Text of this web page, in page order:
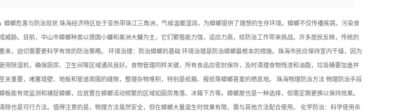
蟑螂危害与防治现状 珠海经济特区处于亚热带珠江三角洲，气候温暖湿润，为蟑螂提供了理想的生存环境。蟑螂不仅传播疾病，污染食
威胁。目前，中山市蟑螂种类以德国小蠊和美洲大蠊为主，它们繁殖能力强，适应力高，给防治工作带来挑战。许多居民反映，传统的
来，迫切需要更科学有效的防治策略。 环境治理：防治蟑螂的基础 环境治理是防治蟑螂最根本的措施。珠海市民应保持室内干燥，因为
用除湿机，确保厨房、卫生间等区域通风良好。食物管理同样关键，所有食品应密封保存，及时清理食物残渣和油脂，垃圾桶要加盖并
关重要，堵塞墙壁、地板和管道周围的缝隙，整理杂物堆积，特别是纸箱、报纸等蟑螂喜爱的栖息地。 珠海物理防治方法 物理防治手段
板能有效监测和捕捉蟑螂，应放置在蟑螂活动频繁的区域如厨房角落、冰箱下方等。蟑螂屋也是一种选择，但需定期更换以保持效果。
除也是可行方法。值得注意的是，物理方法虽然安全，但在蟑螂大量滋生时效果有限，需与其他方法配合使用。 化学防治：科学使用杀